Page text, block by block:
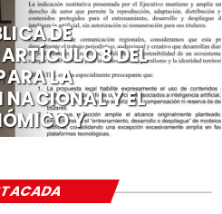
DE
8 DEL
LA
NACIONAL Y EL
Y